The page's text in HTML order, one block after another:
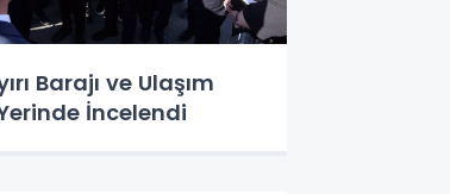
Barajı ve Ulaşım
İncelendi